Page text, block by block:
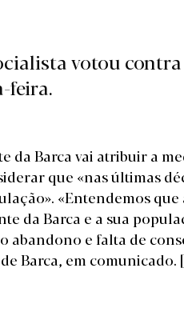
votou
feira.
da Barca vai atribuir a
que «nas últimas
«Entendemos
da Barca e a sua
abandono e falta de
Barca, em comunicado.